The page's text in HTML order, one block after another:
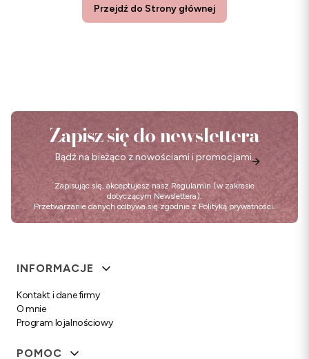
Przejdź do Strony głównej
Zapisz się do newslettera
Bądź na bieżąco z nowościami i promocjami.
Zapisując się, akceptujesz nasz Regulamin (w zakresie
dotyczącym Newslettera).
Przetwarzanie danych odbywa się zgodnie z Polityką prywatności.
Linki w stopce
INFORMACJE
Kontakt i dane firmy
O mnie
Program lojalnościowy
POMOC